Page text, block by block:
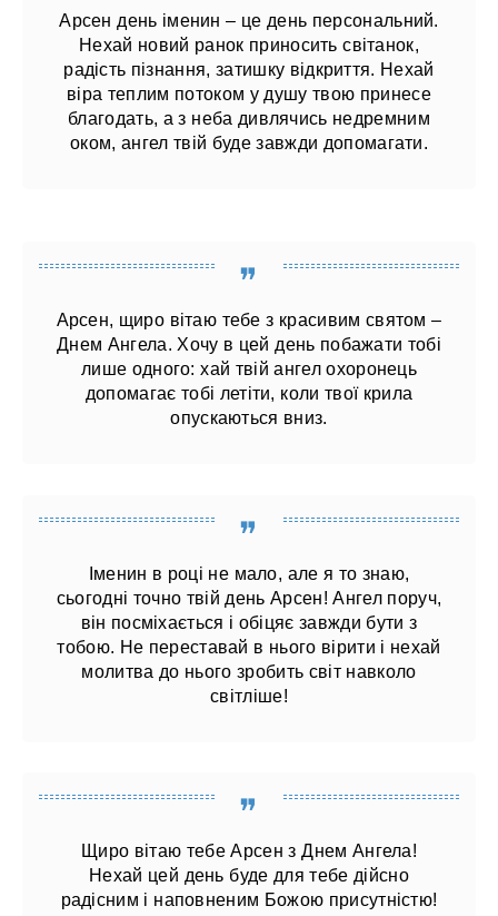
Арсен день іменин – це день персональний.
Нехай новий ранок приносить світанок,
радість пізнання, затишку відкриття. Нехай
віра теплим потоком у душу твою принесе
благодать, а з неба дивлячись недремним
оком, ангел твій буде завжди допомагати.
Арсен, щиро вітаю тебе з красивим святом –
Днем Ангела. Хочу в цей день побажати тобі
лише одного: хай твій ангел охоронець
допомагає тобі летіти, коли твої крила
опускаються вниз.
Іменин в році не мало, але я то знаю,
сьогодні точно твій день Арсен! Ангел поруч,
він посміхається і обіцяє завжди бути з
тобою. Не переставай в нього вірити і нехай
молитва до нього зробить світ навколо
світліше!
Щиро вітаю тебе Арсен з Днем Ангела!
Нехай цей день буде для тебе дійсно
радісним і наповненим Божою присутністю!